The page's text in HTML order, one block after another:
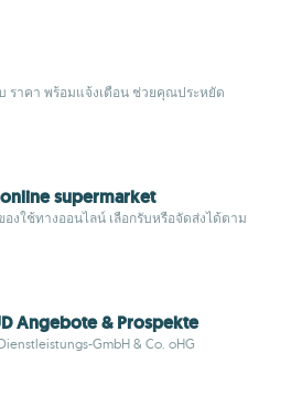
ราคา พร้อมแจ้งเตือน ช่วยคุณประหยัด
supermarket
งใช้ทางออนไลน์ เลือกรับหรือจัดส่งได้ตาม
Angebote & Prospekte
GmbH & Co. oHG